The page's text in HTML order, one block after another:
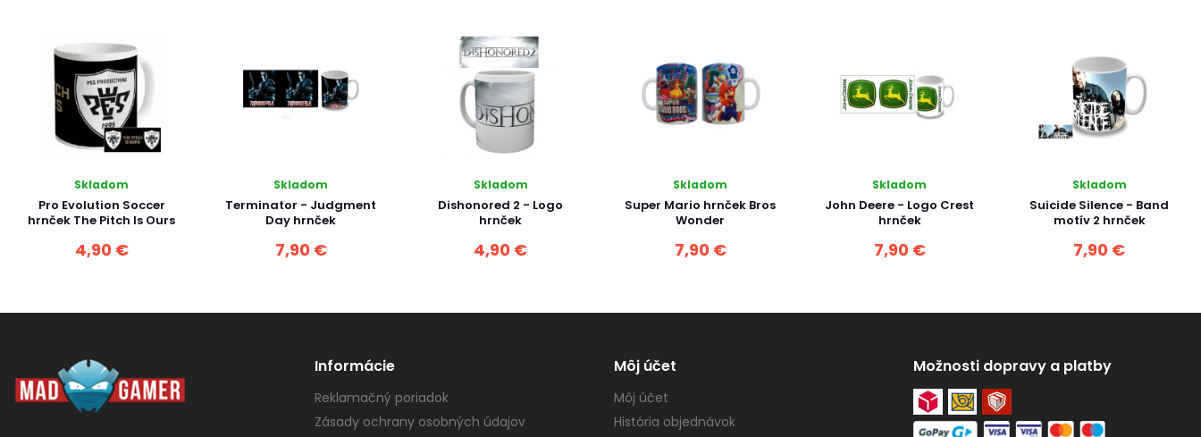
Skladom
Pro Evolution Soccer
hrnček The Pitch Is Ours
4,90 €
Skladom
Terminator - Judgment
Day hrnček
7,90 €
Skladom
Dishonored 2 - Logo
hrnček
4,90 €
Skladom
Super Mario hrnček Bros
Wonder
7,90 €
Skladom
John Deere - Logo Crest
hrnček
7,90 €
Skladom
Suicide Silence - Band
motív 2 hrnček
7,90 €
Informácie
Reklamačný poriadok
Zásady ochrany osobných údajov
Môj účet
Môj účet
História objednávok
Možnosti dopravy a platby